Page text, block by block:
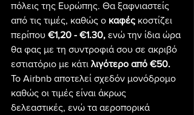
πόλεις της Ευρώπης. Θα ξαφνιαστείς
από τις τιμές, καθώς ο καφές κοστίζει
περίπου €1,20 - €1.30, ενώ την ίδια ώρα
θα φας με τη συντροφιά σου σε ακριβό
εστιατόριο με κάτι λιγότερο από €50.
Το Airbnb αποτελεί σχεδόν μονόδρομο
καθώς οι τιμές είναι άκρως
δελεαστικές, ενώ τα αεροπορικά